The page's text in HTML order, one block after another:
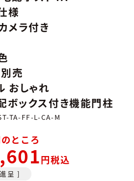
様
メラ付き
売
おしゃれ
ボックス付き機能門柱
TA-FF-L-CA-M
のところ
税込
呈 ]